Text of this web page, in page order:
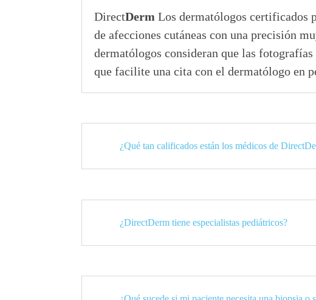
DirectDerm Los dermatólogos certificados
de afecciones cutáneas con una precisión
dermatólogos consideran que las
que facilite una cita con el dermatólogo en
¿Qué tan calificados están los médicos de
¿DirectDerm tiene especialistas pediátricos?